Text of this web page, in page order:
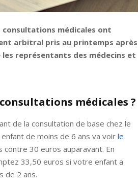
consultations médicales ont
arbitral pris au printemps après
représentants des médecins et
médicales ?
de la consultation de base chez le
de moins de 6 ans va voir le
contre 30 euros auparavant. En
33,50 euros si votre enfant a
de 2 ans.